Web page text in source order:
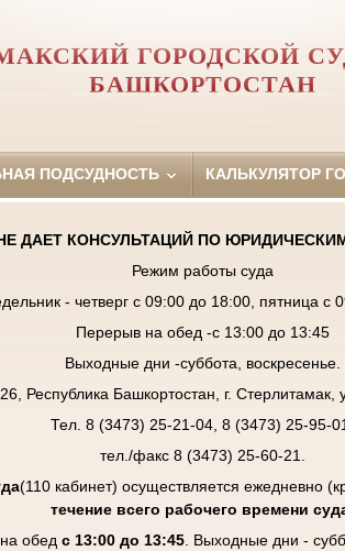
ГОРОДСКОЙ
БАШКОРТОСТАН
ПОДСУДНОСТЬ КАЛЬКУЛЯТОР
ДАЕТ КОНСУЛЬТАЦИЙ ПО
Режим работы суда
- четверг с 09:00 до 18:00, пятница с
Перерыв на обед -с 13:00 до 13:45
Выходные дни -суббота, воскресенье.
Республика Башкортостан, г. Стерлитамак,
Тел. 8 (3473) 25-21-04, 8 (3473) 25-95-
тел./факс 8 (3473) 25-60-21.
(110 кабинет) осуществляется ежедневно
течение всего рабочего времени
обед с 13:00 до 13:45. Выходные дни -